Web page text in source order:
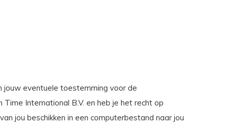
jouw eventuele toestemming voor de
International B.V. en heb je het recht op
jou beschikken in een computerbestand naar jou